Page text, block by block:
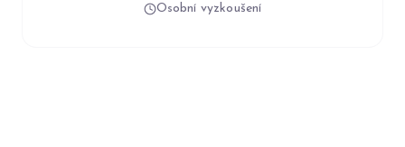
Osobní vyzkoušení